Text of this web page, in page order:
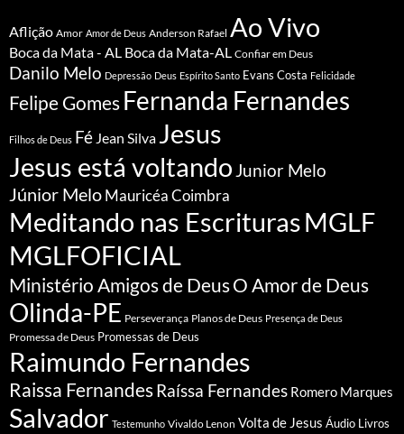
Aflição Amor Amor de Deus Anderson Rafael Ao Vivo
Boca da Mata - AL Boca da Mata-AL Confiar em Deus
Danilo Melo Depressão Deus Espírito Santo Evans Costa Felicidade
Felipe Gomes Fernanda Fernandes
Filhos de Deus Fé Jean Silva Jesus
Jesus está voltando Junior Melo
Júnior Melo Mauricéa Coimbra
Meditando nas EscriturasMGLF
MGLFOFICIAL
Ministério Amigos de DeusO Amor de Deus
Olinda-PE Perseverança Planos de Deus Presença de Deus
Promessa de Deus Promessas de Deus
Raimundo Fernandes
Raissa FernandesRaíssa Fernandes Romero Marques
Salvador Testemunho Vivaldo Lenon Volta de Jesus Áudio Livros